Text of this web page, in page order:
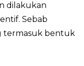
dilakukan
Sebab
termasuk bentuk